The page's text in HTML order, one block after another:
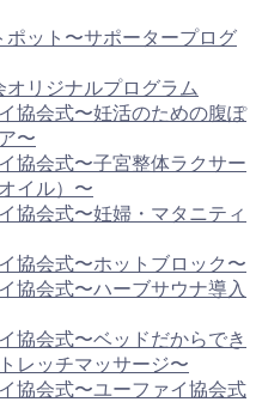
ポット〜サポータープログ
リジナルプログラム
協会式〜妊活のための腹ぽ
〜
協会式〜子宮整体ラクサー
イル）〜
協会式〜妊婦・マタニティ
協会式〜ホットブロック〜
協会式〜ハーブサウナ導入
協会式〜ベッドだからでき
レッチマッサージ〜
協会式〜ユーファイ協会式